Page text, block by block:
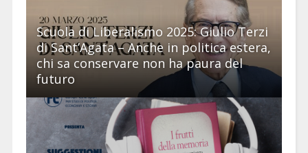
Scuola di Liberalismo 2025: Giulio Terzi
di Sant’Agata – Anche in politica estera,
chi sa conservare non ha paura del
futuro